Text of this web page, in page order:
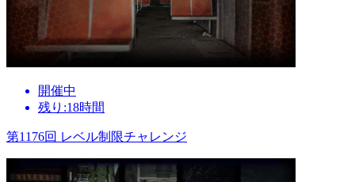
開催中
残り:18時間
第1176回 レベル制限チャレンジ